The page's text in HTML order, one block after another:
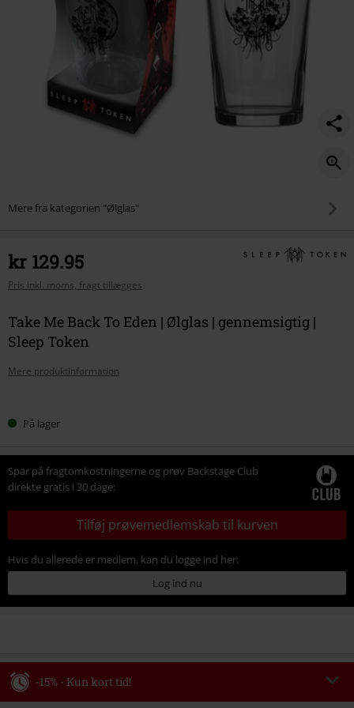
Mere fra kategorien "Ølglas"
kr 129.95
Pris inkl. moms, fragt tillægges
Take Me Back To Eden | Ølglas | gennemsigtig |
Sleep Token
Mere produktinformation
dinPå lager
Spar på fragtomkostningerne og prøv Backstage Club
direkte gratis i 30 dage:
Tilføj prøvemedlemskab til kurven
Hvis du allerede er medlem, kan du logge ind her:
Log ind nu
-15% - Kun kort tid!